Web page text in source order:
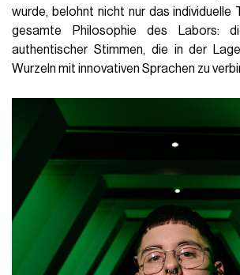
wurde, belohnt nicht nur das individuelle
gesamte Philosophie des Labors:
authentischer Stimmen, die in der
Wurzeln mit innovativen Sprachen zu